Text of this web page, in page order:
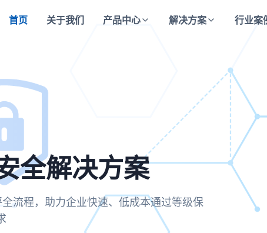
首页 关于我们 产品中心 解决方案 行业案
安全解决方案
评全流程，助力企业快速、低成本通过等级保
求
方案
法，满足密评合规要求，实现运维操作的
全解决方案
弱口令治理，构建主动防御与持续监测的安全
接入解决方案
证与动态授权，确保每一次访问都经过严格验